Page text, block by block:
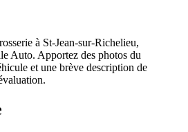
à St-Jean-sur-Richelieu,
Auto. Apportez des photos du
et une brève description de